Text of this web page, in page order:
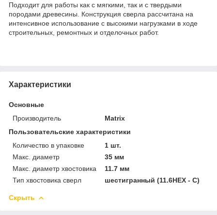
Подходит для работы как с мягкими, так и с твердыми
породами древесины. Конструкция сверла рассчитана на
интенсивное использование с высокими нагрузками в ходе
строительных, ремонтных и отделочных работ.
Характеристики
Основные
Производитель
Matrix
Пользовательские характеристики
Количество в упаковке
1 шт.
Макс. диаметр
35 мм
Макс. диаметр хвостовика
11.7 мм
Тип хвостовика сверл
шестигранный (11.6HEX - С)
Скрыть